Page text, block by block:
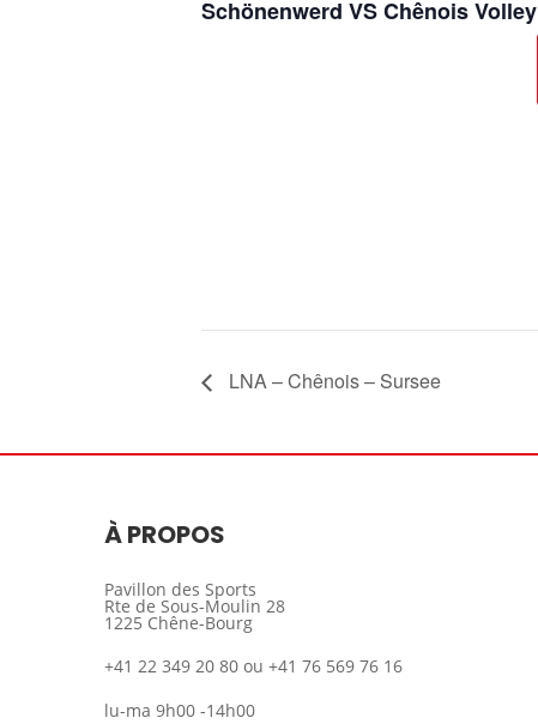
Schönenwerd VS Chênois Volley
LNA – Chênois – Sursee
À PROPOS
Pavillon des Sports
Rte de Sous-Moulin 28
1225 Chêne-Bourg
+41 22 349 20 80 ou +41 76 569 76 16
lu-ma 9h00 -14h00